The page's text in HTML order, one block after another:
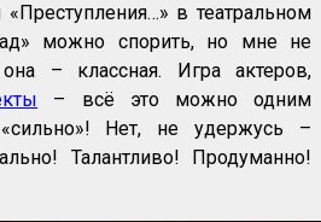
в театральном
можно спорить, но мне не
– классная. Игра актеров,
– всё это можно одним
Нет, не удержусь –
Талантливо! Продуманно!